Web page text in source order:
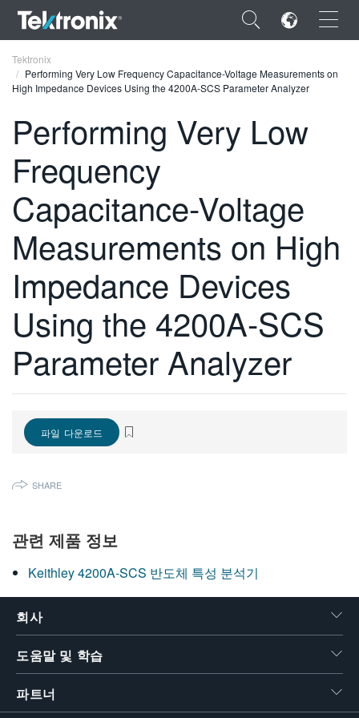
×
FRANÇAIS
DEUTSCH
VIỆT NAM
简体中文
日本語
한국어
繁體中文
Tektronix
Performing Very Low Frequency Capacitance-Voltage Measurements on
High Impedance Devices Using the 4200A-SCS Parameter Analyzer
Performing Very Low
Frequency
Capacitance-Voltage
Measurements on High
Impedance Devices
Using the 4200A-SCS
Parameter Analyzer
파일 다운로드
SHARE
관련 제품 정보
Keithley 4200A-SCS 반도체 특성 분석기
회사
도움말 및 학습
파트너